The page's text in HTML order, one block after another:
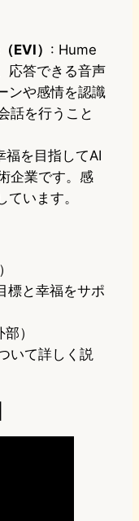
EVI） : Hume
応答できる音声
ンや感情を認識
話を行うこと
福を目指してAI
企業です。感
います。
標と幸福をサポ
部）
いて詳しく説